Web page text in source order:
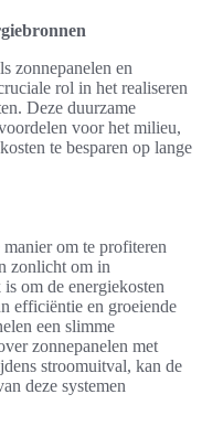
zonnepanelen en
rol in het realiseren
Deze duurzame
voor het milieu,
te besparen op lange
om te profiteren
zonlicht om in
om de energiekosten
efficiëntie en groeiende
een slimme
zonnepanelen met
stroomuitval, kan de
deze systemen